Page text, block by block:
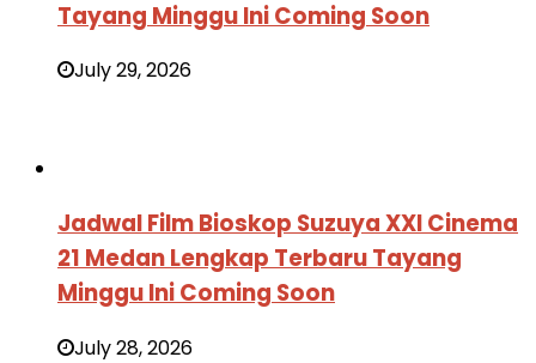
Tayang Minggu Ini Coming Soon
July 29, 2026
Jadwal Film Bioskop Suzuya XXI Cinema
21 Medan Lengkap Terbaru Tayang
Minggu Ini Coming Soon
July 28, 2026